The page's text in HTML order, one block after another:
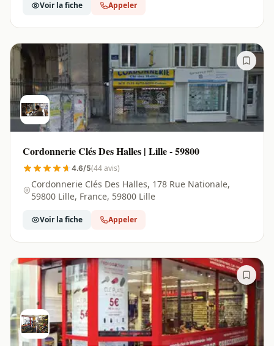
Voir la fiche Appeler
Cordonnerie Clés Des Halles | Lille - 59800
4.6/5(44 avis)
Cordonnerie Clés Des Halles, 178 Rue Nationale,
59800 Lille, France, 59800 Lille
Voir la fiche Appeler